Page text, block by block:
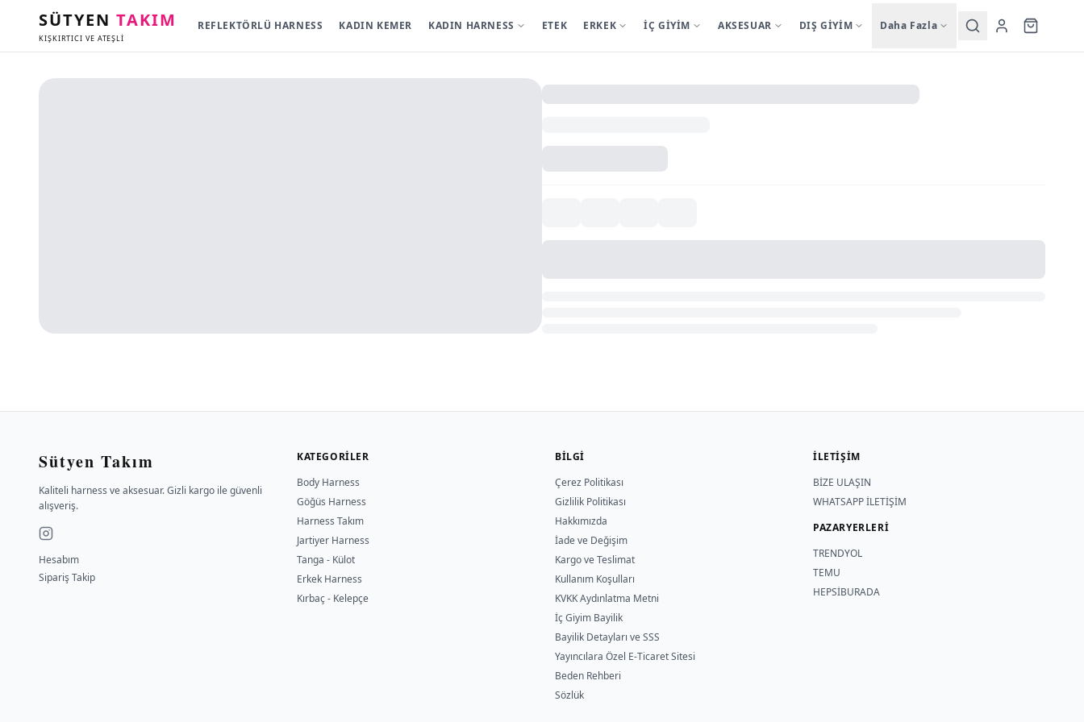
SÜTYEN TAKIM
KIŞKIRTICI VE ATEŞLİ
REFLEKTÖRLÜ HARNESS KADIN KEMER KADIN HARNESS ETEK ERKEK İÇ GİYİM AKSESUAR DIŞ GİYİM Daha Fazla
Sütyen Takım
Kaliteli harness ve aksesuar. Gizli kargo ile güvenli
alışveriş.
Hesabım
Sipariş Takip
KATEGORILER
Body Harness
Göğüs Harness
Harness Takım
Jartiyer Harness
Tanga - Külot
Erkek Harness
Kırbaç - Kelepçe
BILGI
Çerez Politikası
Gizlilik Politikası
Hakkımızda
İade ve Değişim
Kargo ve Teslimat
Kullanım Koşulları
KVKK Aydınlatma Metni
İç Giyim Bayilik
Bayilik Detayları ve SSS
Yayıncılara Özel E-Ticaret Sitesi
Beden Rehberi
Sözlük
İLETİŞİM
BİZE ULAŞIN
WHATSAPP İLETİŞİM
PAZARYERLERİ
TRENDYOL
TEMU
HEPSİBURADA